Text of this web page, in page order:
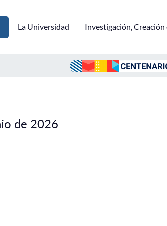
La Universidad Investigación, Creación
de 2026